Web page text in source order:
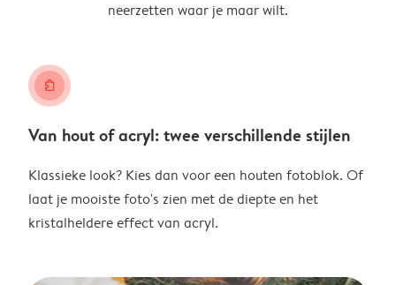
neerzetten waar je maar wilt.
puzzle
Van hout of acryl: twee verschillende stijlen
Klassieke look? Kies dan voor een houten fotoblok. Of
laat je mooiste foto's zien met de diepte en het
kristalheldere effect van acryl.